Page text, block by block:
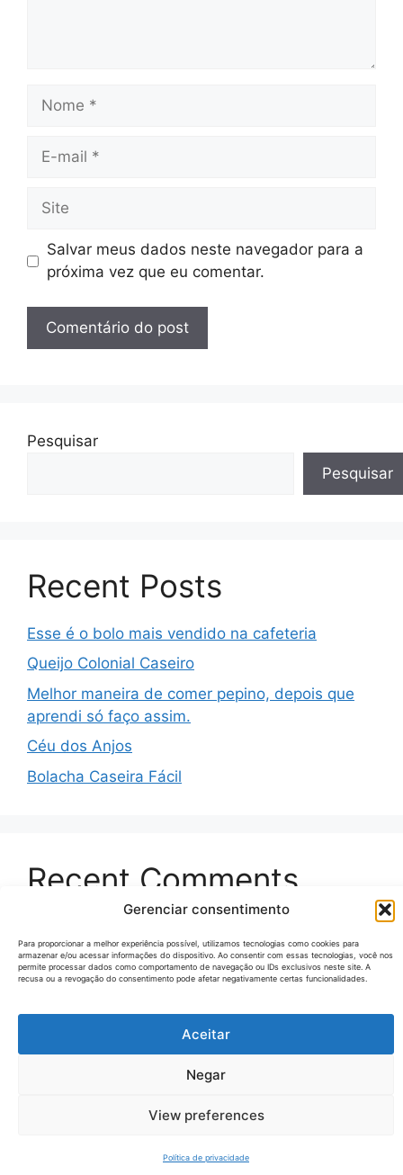
Gerenciar consentimento
Para proporcionar a melhor experiência possível, utilizamos tecnologias como cookies para
armazenar e/ou acessar informações do dispositivo. Ao consentir com essas tecnologias, você nos
permite processar dados como comportamento de navegação ou IDs exclusivos neste site. A
recusa ou a revogação do consentimento pode afetar negativamente certas funcionalidades.
Aceitar
Negar
View preferences
Política de privacidade
Nome
Site
Salvar meus dados neste navegador para a
próxima vez que eu comentar.
Pesquisar
Pesquisar
Recent Posts
Esse é o bolo mais vendido na cafeteria
Queijo Colonial Caseiro
Melhor maneira de comer pepino, depois que
aprendi só faço assim.
Céu dos Anjos
Bolacha Caseira Fácil
Recent Comments
© 2026 Receitas Tecno• Built withGeneratePress